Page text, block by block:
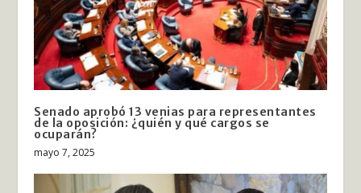
Senado aprobó 13 venias para representantes
de la oposición: ¿quién y qué cargos se
ocuparán?
mayo 7, 2025